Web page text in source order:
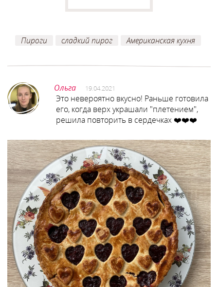
Пироги сладкий пирог Американская кухня
Ольга 19.04.2021
Это невероятно вкусно! Раньше готовила
его, когда верх украшали "плетением",
решила повторить в сердечках ❤️❤️❤️